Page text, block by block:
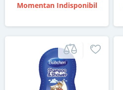
Momentan Indisponibil